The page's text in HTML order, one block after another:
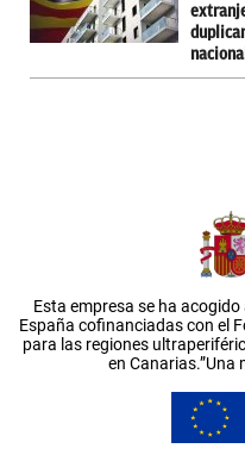
nacional
Esta empresa se ha
España cofinanciadas con el
para las regiones
en Canarias.”Una